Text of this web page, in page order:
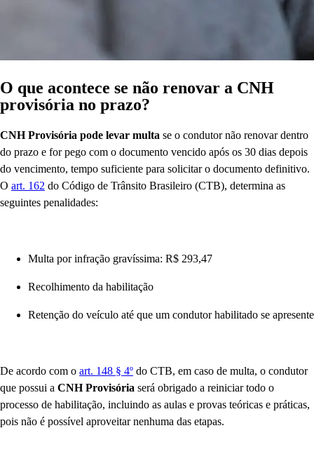
O que acontece se não renovar a CNH
provisória no prazo?
CNH Provisória pode levar multa se o condutor não renovar dentro
do prazo e for pego com o documento vencido após os 30 dias depois
do vencimento, tempo suficiente para solicitar o documento definitivo.
O art. 162 do Código de Trânsito Brasileiro (CTB), determina as
seguintes penalidades:
Multa por infração gravíssima: R$ 293,47
Recolhimento da habilitação
Retenção do veículo até que um condutor habilitado se apresente
De acordo com o art. 148 § 4º do CTB, em caso de multa, o condutor
que possui a CNH Provisória será obrigado a reiniciar todo o
processo de habilitação, incluindo as aulas e provas teóricas e práticas,
pois não é possível aproveitar nenhuma das etapas.